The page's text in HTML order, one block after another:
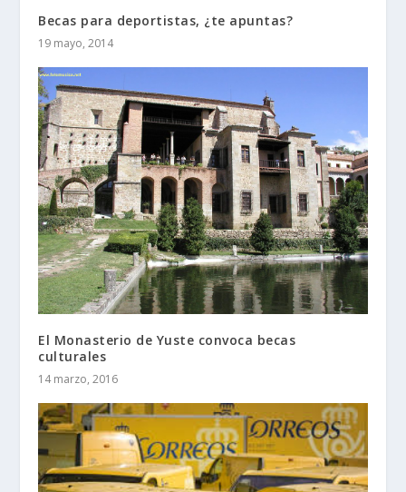
Becas para deportistas, ¿te apuntas?
19 mayo, 2014
El Monasterio de Yuste convoca becas
culturales
14 marzo, 2016